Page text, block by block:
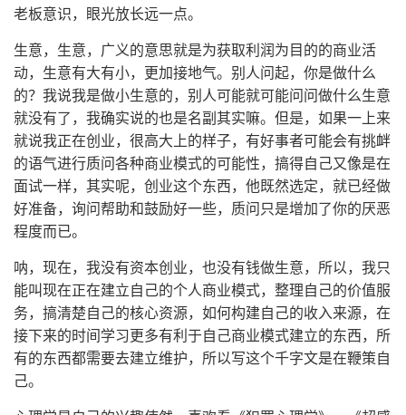
老板意识，眼光放长远一点。
生意，生意，广义的意思就是为获取利润为目的的商业活
动，生意有大有小，更加接地气。别人问起，你是做什么
的？我说我是做小生意的，别人可能就可能问问做什么生意
就没有了，我确实说的也是名副其实嘛。但是，如果一上来
就说我正在创业，很高大上的样子，有好事者可能会有挑衅
的语气进行质问各种商业模式的可能性，搞得自己又像是在
面试一样，其实呢，创业这个东西，他既然选定，就已经做
好准备，询问帮助和鼓励好一些，质问只是增加了你的厌恶
程度而已。
呐，现在，我没有资本创业，也没有钱做生意，所以，我只
能叫现在正在建立自己的个人商业模式，整理自己的价值服
务，搞清楚自己的核心资源，如何构建自己的收入来源，在
接下来的时间学习更多有利于自己商业模式建立的东西，所
有的东西都需要去建立维护，所以写这个千字文是在鞭策自
己。